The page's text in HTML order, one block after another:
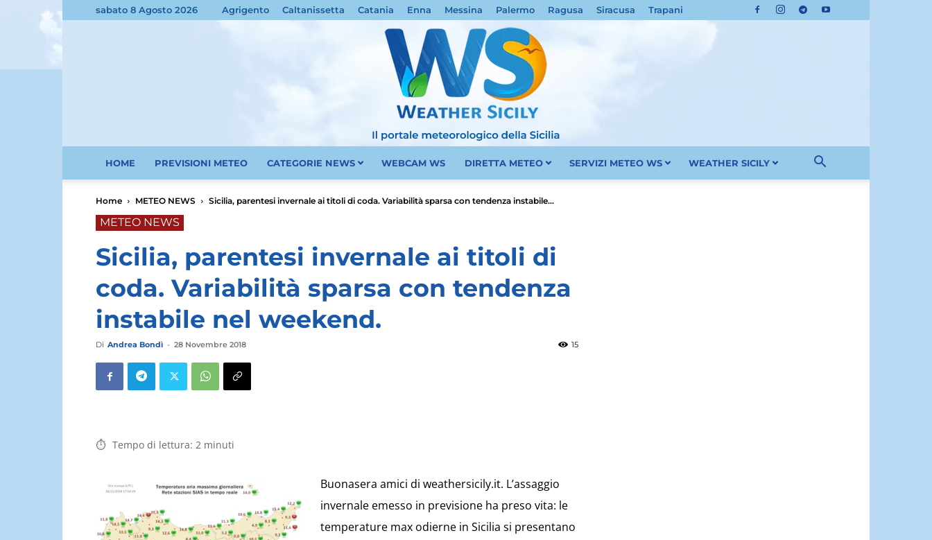
sabato 8 Agosto 2026 Agrigento Caltanissetta Catania Enna Messina Palermo Ragusa Siracusa Trapani
HOME PREVISIONI METEO CATEGORIE NEWS WEBCAM WS DIRETTA METEO SERVIZI METEO WS WEATHER SICILY
Home METEO NEWS Sicilia, parentesi invernale ai titoli di coda. Variabilità sparsa con tendenza instabile...
METEO NEWS
Sicilia, parentesi invernale ai titoli di
coda. Variabilità sparsa con tendenza
instabile nel weekend.
Di Andrea Bondì - 28 Novembre 2018 15
Tempo di lettura: 2 minuti
Buonasera amici di weathersicily.it. L’assaggio
invernale emesso in previsione ha preso vita: le
temperature max odierne in Sicilia si presentano